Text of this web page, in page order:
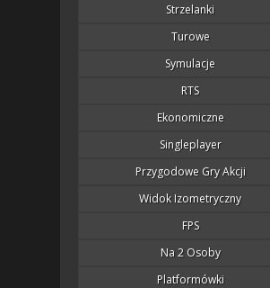
Strzelanki
Turowe
Symulacje
RTS
Ekonomiczne
Singleplayer
Przygodowe Gry Akcji
Widok Izometryczny
FPS
Na 2 Osoby
Platformówki